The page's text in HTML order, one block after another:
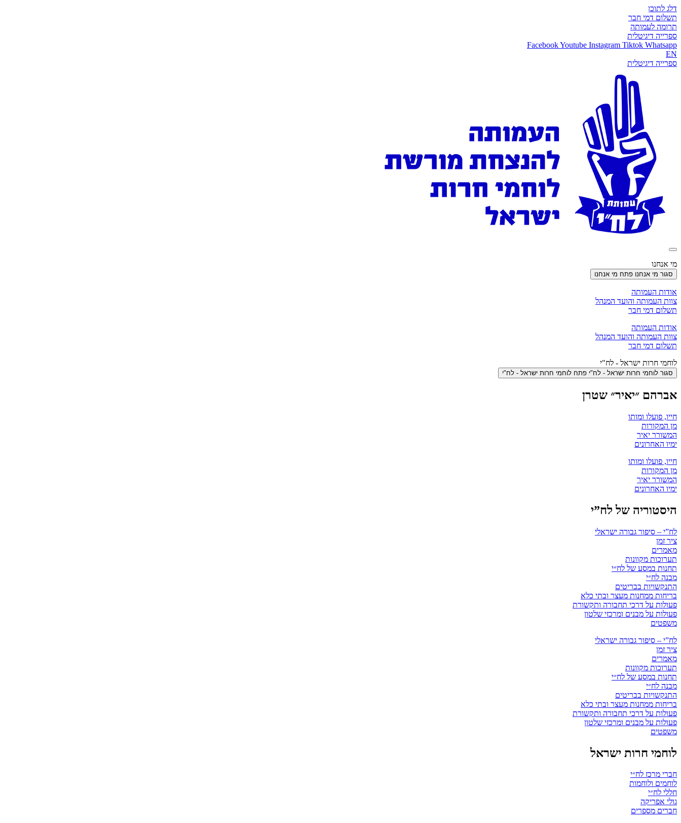
דלג לתוכן
תשלום דמי חבר
תרומה לעמותה
ספרייה דיגיטלית
FacebookYoutube Instagram Tiktok Whatsapp
EN
ספרייה דיגיטלית
מי אנחנו
סגור מי אנחנו פתח מי אנחנו
אודות העמותה
צוות העמותה והועד המנהל
תשלום דמי חבר
אודות העמותה
צוות העמותה והועד המנהל
תשלום דמי חבר
לוחמי חרות ישראל - לח"י
סגור לוחמי חרות ישראל - לח"י פתח לוחמי חרות ישראל - לח"י
אברהם ״יאיר״ שטרן
חייו, פועלו ומותו
מן המקורות
המשורר יאיר
ימיו האחרונים
חייו, פועלו ומותו
מן המקורות
המשורר יאיר
ימיו האחרונים
היסטוריה של לח”י
לח”י – סיפור גבורה ישראלי
ציר זמן
מאמרים
תערוכות מקוונות
תחנות במסע של לח״י
מבנה לח״י
התנקשויות בבריטים
בריחות ממחנות מעצר ובתי כלא
פעולות על דרכי תחבורה ותקשורת
פעולות על מבנים ומרכזי שלטון
משפטים
לח”י – סיפור גבורה ישראלי
ציר זמן
מאמרים
תערוכות מקוונות
תחנות במסע של לח״י
מבנה לח״י
התנקשויות בבריטים
בריחות ממחנות מעצר ובתי כלא
פעולות על דרכי תחבורה ותקשורת
פעולות על מבנים ומרכזי שלטון
משפטים
לוחמי חרות ישראל
חברי מרכז לח״י
לוחמים ולוחמות
חללי לח״י
גולי אפריקה
חברים מספרים